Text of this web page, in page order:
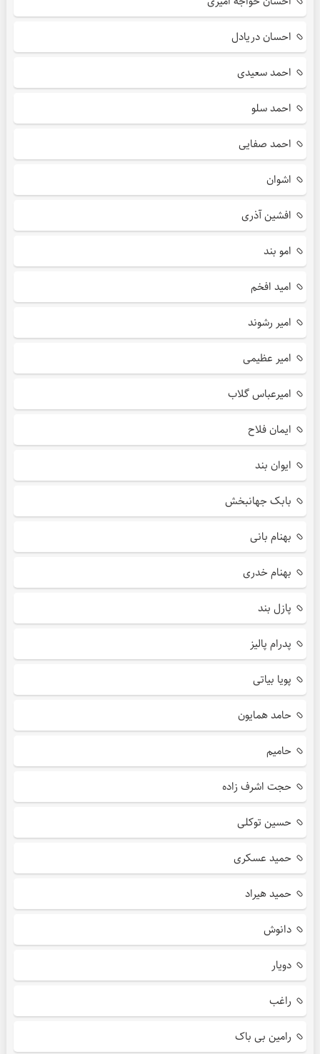
احسان دریادل
احمد سعیدی
احمد سلو
احمد صفایی
اشوان
افشین آذری
امو بند
امید افخم
امیر رشوند
امیر عظیمی
امیرعباس گلاب
ایمان فلاح
ایوان بند
بابک جهانبخش
بهنام بانی
بهنام خدری
پازل بند
پدرام پالیز
پویا بیاتی
حامد همایون
حامیم
حجت اشرف زاده
حسین توکلی
حمید عسکری
حمید هیراد
دانوش
دویار
راغب
رامین بی باک